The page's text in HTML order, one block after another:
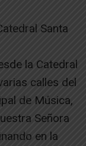
Santa
la Catedral
calles del
de Música,
Señora
en la